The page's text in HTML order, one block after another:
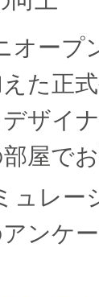
オープ
た正
デザイ
屋で
ュレー
ンケ